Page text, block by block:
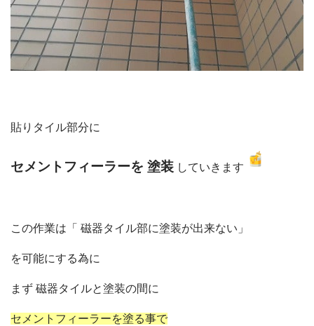
貼りタイル部分に
セメントフィーラーを 塗装 していきます
この作業は「 磁器タイル部に塗装が出来ない」
を可能にする為に
まず 磁器タイルと塗装の間に
セメントフィーラーを塗る事で